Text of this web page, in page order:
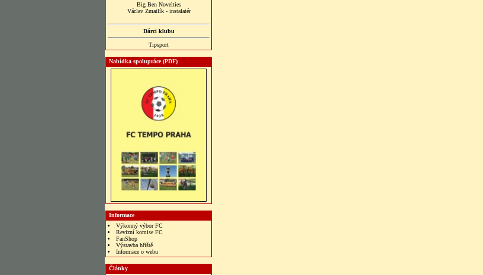
Big Ben Novelties
Václav Zmatlík - instalatér
Dárci klubu
Tipsport
Nabídka spolupráce (PDF)
Informace
Výkonný výbor FC
Revizní komise FC
FanShop
Výstavba hřiště
Informace o webu
bonus veren siteler
Články